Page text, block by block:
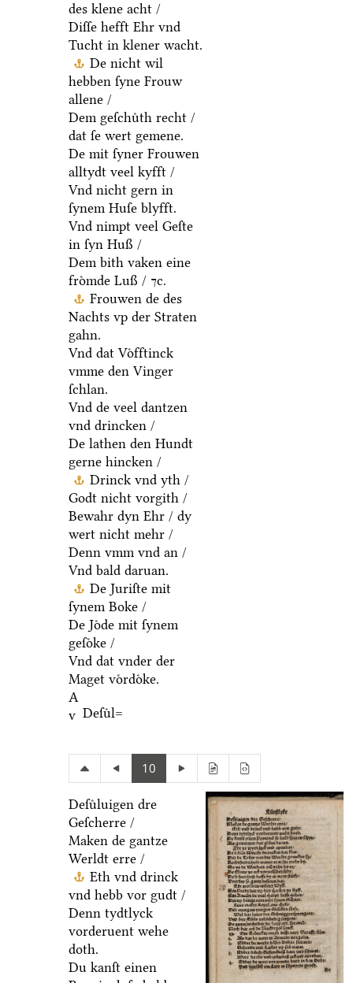
des klene acht /
Diſſe hefft Ehr vnd
Tucht in klener wacht.
De nicht wil
hebben ſyne Frouw
allene /
Dem geſchuͤth recht /
dat ſe wert gemene.
De mit ſyner Frouwen
alltydt veel kyfft /
Vnd nicht gern in
ſynem Huſe blyfft.
Vnd nimpt veel Geſte
in ſyn Huß /
Dem bith vaken eine
froͤmde Luß / ⁊c.
Frouwen de des
Nachts vp der Straten
gahn.
Vnd dat Voͤfftinck
vmme den Vinger
ſchlan.
Vnd de veel dantzen
vnd drincken /
De lathen den Hundt
gerne hincken /
Drinck vnd yth /
Godt nicht vorgith /
Bewahr dyn Ehr / dy
wert nicht mehr /
Denn vmm vnd an /
Vnd bald daruan.
De Juriſte mit
ſynem Boke /
De Joͤde mit ſynem
geſoͤke /
Vnd dat vnder der
Maget voͤrdoͤke.
A
v Deſuͤl=
10
Deſuͤluigen dre
Geſcherre /
Maken de gantze
Werldt erre /
Eth vnd drinck
vnd hebb vor gudt /
Denn tydtlyck
vorderuent wehe
doth.
Du kanſt einen